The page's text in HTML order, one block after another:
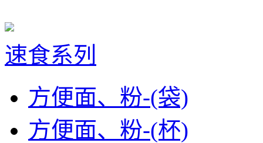
速食系列
方便面、粉-(袋)
方便面、粉-(杯)